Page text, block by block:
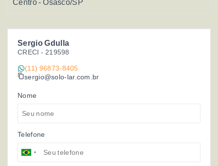
Sergio Gdulla
CRECI - 219598
(11) 96873-8405
sergio@solo-lar.com.br
Nome
Telefone
Centro - Osasco/SP